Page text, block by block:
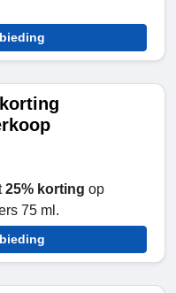
25% korting op
75 ml.